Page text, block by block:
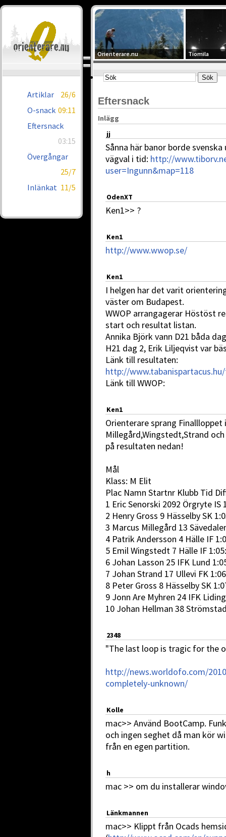
Artiklar
26/6
O-snack 09:11
Eftersnack
03:15
Övergångar
25/7
Inlänkat 11/5
Orienterare.nu Tiomila
Eftersnack
Inlägg
jj
Sånna här banor borde
vägval i tid: http://
user=Ingunn&map=118
OdenXT
Ken1>> ?
Ken1
http://www.wwop.se/
Ken1
I helgen har det varit
väster om Budapest.
WWOP arrangagerar Höstöst
start och resultat listan.
Annika Björk vann D21 båda
H21 dag 2, Erik Liljeqvist var
Länk till resultaten:
http://
Länk till WWOP:
Ken1
Orienterare sprang
Millegård,Wingstedt,Strand
på resultaten nedan!
Mål
Klass: M Elit
Plac Namn Startnr Klubb Tid
1 Eric Senorski 2092 Örgryte IS
2 Henry Gross 9 Hässelby SK
3 Marcus Millegård 13
4 Patrik Andersson 4 Hälle IF
5 Emil Wingstedt 7 Hälle IF
6 Johan Lasson 25 IFK Lund
7 Johan Strand 17 Ullevi FK
8 Peter Gross 8 Hässelby SK
9 Jonn Are Myhren 24 IFK
10 Johan Hellman 38
2348
"The last loop is tragic for the
http://news.worldofo.com/
completely-unknown/
Kolle
mac>> Använd BootCamp.
och ingen seghet då man kör
från en egen partition.
h
mac >> om du installerar
Länkmannen
mac>> Klippt från Ocads